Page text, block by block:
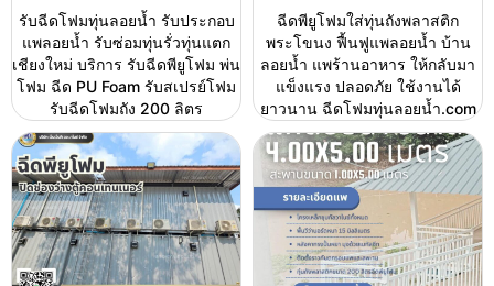
รับฉีดโฟมทุ่นลอยน้ำ รับประกอบ
แพลอยน้ำ รับซ่อมทุ่นรั่วทุ่นแตก
เชียงใหม่ บริการ รับฉีดพียูโฟม พ่น
โฟม ฉีด PU Foam รับสเปรย์โฟม
รับฉีดโฟมถัง 200 ลิตร
ฉีดพียูโฟมใส่ทุ่นถังพลาสติก
พระโขนง ฟื้นฟูแพลอยน้ำ บ้าน
ลอยน้ำ แพร้านอาหาร ให้กลับมา
แข็งแรง ปลอดภัย ใช้งานได้
ยาวนาน ฉีดโฟมทุ่นลอยน้ำ.com